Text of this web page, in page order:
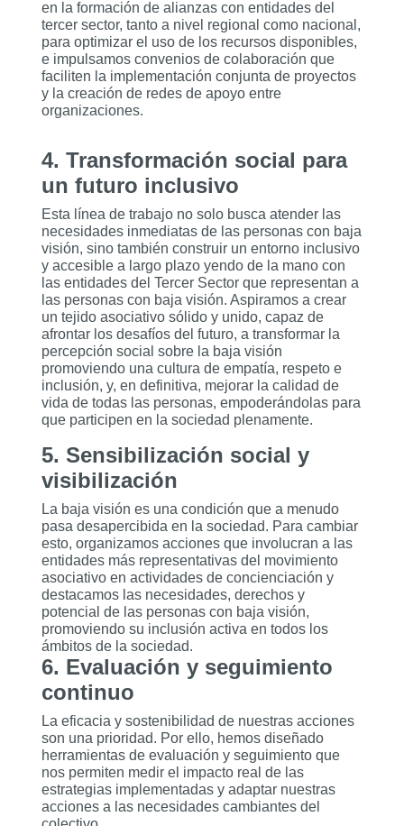
en la formación de alianzas con entidades del
tercer sector, tanto a nivel regional como nacional,
para optimizar el uso de los recursos disponibles,
e impulsamos convenios de colaboración que
faciliten la implementación conjunta de proyectos
y la creación de redes de apoyo entre
organizaciones.
4. Transformación social para
un futuro inclusivo
Esta línea de trabajo no solo busca atender las
necesidades inmediatas de las personas con baja
visión, sino también construir un entorno inclusivo
y accesible a largo plazo yendo de la mano con
las entidades del Tercer Sector que representan a
las personas con baja visión. Aspiramos a crear
un tejido asociativo sólido y unido, capaz de
afrontar los desafíos del futuro, a transformar la
percepción social sobre la baja visión
promoviendo una cultura de empatía, respeto e
inclusión, y, en definitiva, mejorar la calidad de
vida de todas las personas, empoderándolas para
que participen en la sociedad plenamente.
5. Sensibilización social y
visibilización
La baja visión es una condición que a menudo
pasa desapercibida en la sociedad. Para cambiar
esto, organizamos acciones que involucran a las
entidades más representativas del movimiento
asociativo en actividades de concienciación y
destacamos las necesidades, derechos y
potencial de las personas con baja visión,
promoviendo su inclusión activa en todos los
ámbitos de la sociedad.
6. Evaluación y seguimiento
continuo
La eficacia y sostenibilidad de nuestras acciones
son una prioridad. Por ello, hemos diseñado
herramientas de evaluación y seguimiento que
nos permiten medir el impacto real de las
estrategias implementadas y adaptar nuestras
acciones a las necesidades cambiantes del